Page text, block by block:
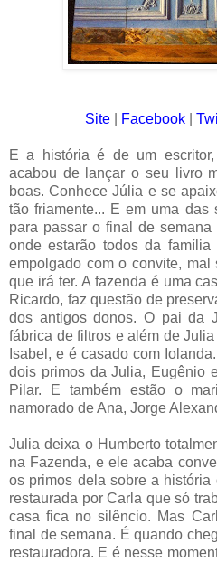
Site Facebook
E a história é de um
acabou de lançar o seu livro
boas. Conhece Júlia e se
tão friamente... E em uma
para passar o final de
onde estarão todos da
empolgado com o convite,
que irá ter. A fazenda é uma
Ricardo, faz questão de
dos antigos donos. O pai da
fábrica de filtros e além de
Isabel, e é casado com
dois primos da Julia, Eugênio
Pilar. E também estão o
namorado de Ana, Jorge
Julia deixa o Humberto
na Fazenda, e ele acaba
os primos dela sobre a
restaurada por Carla que só
casa fica no silêncio. Mas
final de semana. É quando
restauradora. E é nesse